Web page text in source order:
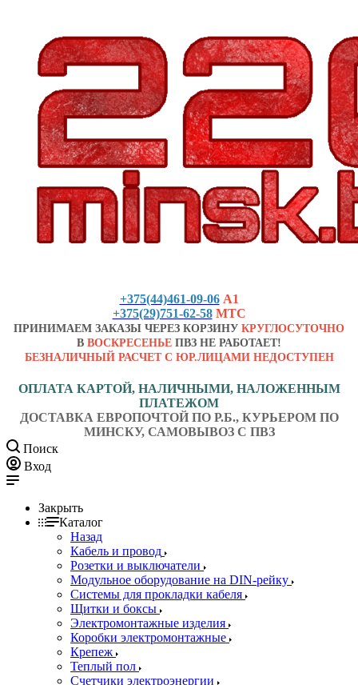
+375(44)461-09-06 А1
+375(29)751-62-58 МТС
ПРИНИМАЕМ ЗАКАЗЫ ЧЕРЕЗ КОРЗИНУ КРУГЛОСУТОЧНО
В ВОСКРЕСЕНЬЕ ПВЗ НЕ РАБОТАЕТ!
БЕЗНАЛИЧНЫЙ РАСЧЕТ С ЮР.ЛИЦАМИ НЕДОСТУПЕН
ОПЛАТА КАРТОЙ, НАЛИЧНЫМИ, НАЛОЖЕННЫМ
ПЛАТЕЖОМ
ДОСТАВКА ЕВРОПОЧТОЙ ПО Р.Б., КУРЬЕРОМ ПО
МИНСКУ, САМОВЫВОЗ С ПВЗ
Поиск
Вход
Закрыть
Каталог
Назад
Кабель и провод
Розетки и выключатели
Модульное оборудование на DIN-рейку
Системы для прокладки кабеля
Щитки и боксы
Электромонтажные изделия
Коробки электромонтажные
Крепеж
Теплый пол
Счетчики электроэнергии